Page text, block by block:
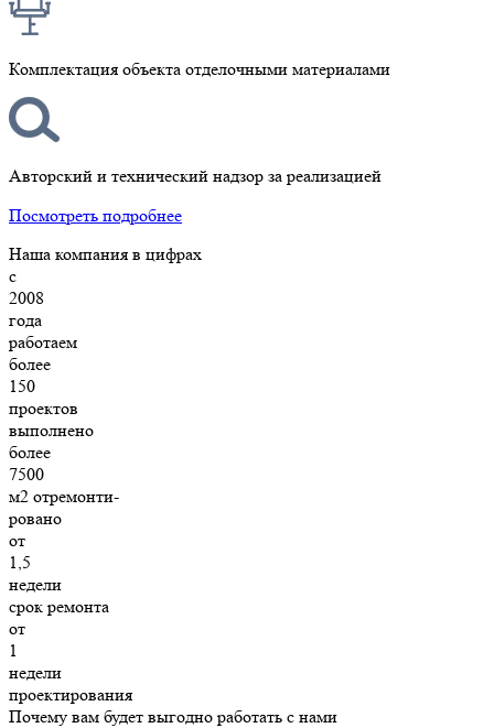
Комплектация объекта отделочными материалами
Авторский и технический надзор за реализацией
Посмотреть подробнее
Наша компания в цифрах
с
2008
года
работаем
более
150
проектов
выполнено
более
7500
м2 отремонти-
ровано
от
1,5
недели
срок ремонта
от
1
недели
проектирования
Почему вам будет выгодно работать с нами